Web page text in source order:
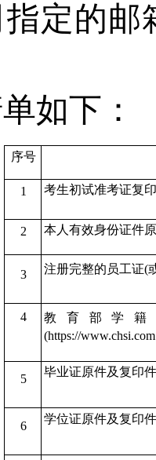
定的邮
如下：
序号
1 考生初试准考证复
2 本人有效身份证件
3 注册完整的员工证(
4
教育部学
(https://
5
毕业证原件及复印
6
学位证原件及复印